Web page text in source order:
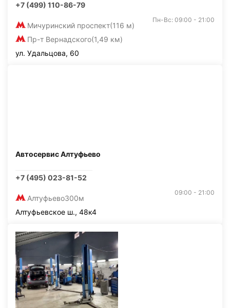
+7 (499) 110-86-79
Мичуринский проспект(116 м)
Пр-т Вернадского(1,49 км)
Пн-Вс: 09:00 - 21:00
ул. Удальцова, 60
Автосервис Алтуфьево
+7 (495) 023-81-52
Алтуфьево300м
09:00 - 21:00
Алтуфьевское ш., 48к4